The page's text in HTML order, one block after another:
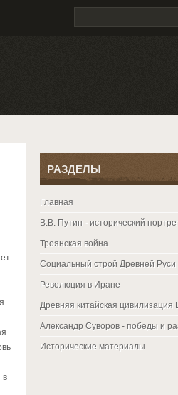
в
РАЗДЕЛЫ
Главная
В.В. Путин - исторический
Троянская война
Социальный строй Древней Руси
Революция в Иране
Древняя китайская
Александр Суворов - победы и
Исторические материалы